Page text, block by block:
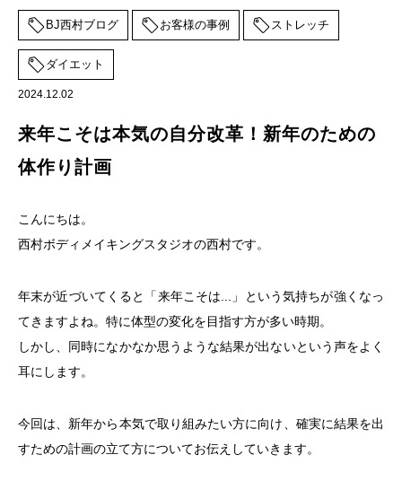
BJ西村ブログ お客様の事例 ストレッチ
ダイエット
2024.12.02
来年こそは本気の自分改革！新年のための
体作り計画
こんにちは。
西村ボディメイキングスタジオの西村です。
年末が近づいてくると「来年こそは...」という気持ちが強くなっ
てきますよね。特に体型の変化を目指す方が多い時期。
しかし、同時になかなか思うような結果が出ないという声をよく
耳にします。
今回は、新年から本気で取り組みたい方に向け、確実に結果を出
すための計画の立て方についてお伝えしていきます。